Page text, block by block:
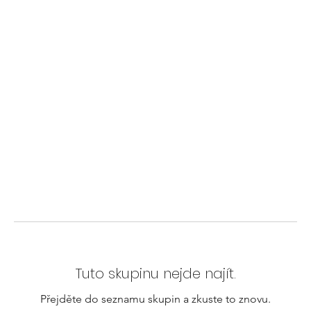
Tuto skupinu nejde najít.
Přejděte do seznamu skupin a zkuste to znovu.